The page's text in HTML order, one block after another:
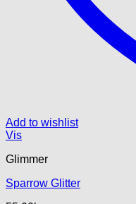
Add to wishlist
Vis
Glimmer
Sparrow Glitter